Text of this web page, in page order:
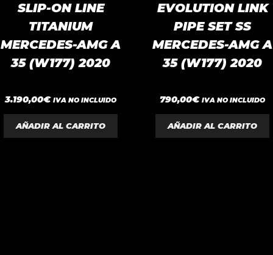
SLIP-ON LINE
TITANIUM
MERCEDES-AMG A
35 (W177) 2020
0
d
e
5
3.190,00€ IVA NO INCLUIDO
AÑADIR AL CARRITO
EVOLUTION LINK
PIPE SET SS
MERCEDES-AMG A
35 (W177) 2020
0
d
e
5
790,00€ IVA NO INCLUIDO
AÑADIR AL CARRITO